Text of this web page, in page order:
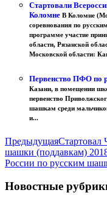
Стартовали
Коломне В Коломне
соревнования по
программе участие
области, Рязанской
Московской области:
Первенство ПФО по
Казани, в помещении
первенство
шашкам среди
и...
ПредыдущаяСтартовал
шашки (поддавкам)
России по русским
Новостные